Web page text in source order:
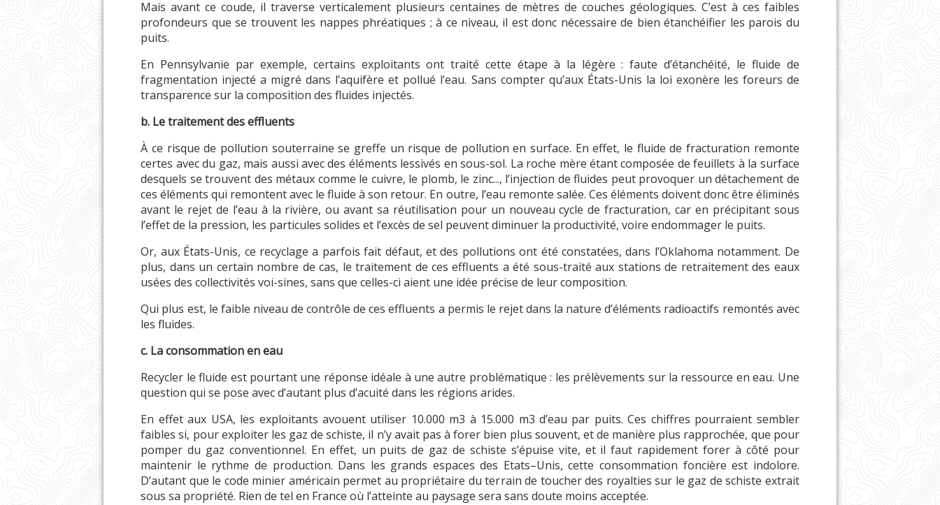
Mais avant ce coude, il traverse verticalement plusieurs centaines de mètres de couches géologiques. C’est à ces faibles
profondeurs que se trouvent les nappes phréatiques ; à ce niveau, il est donc nécessaire de bien étanchéifier les parois du
puits.
En Pennsylvanie par exemple, certains exploitants ont traité cette étape à la légère : faute d’étanchéité, le fluide de
fragmentation injecté a migré dans l’aquifère et pollué l’eau. Sans compter qu’aux États-Unis la loi exonère les foreurs de
transparence sur la composition des fluides injectés.
b. Le traitement des effluents
À ce risque de pollution souterraine se greffe un risque de pollution en surface. En effet, le fluide de fracturation remonte
certes avec du gaz, mais aussi avec des éléments lessivés en sous-sol. La roche mère étant composée de feuillets à la surface
desquels se trouvent des métaux comme le cuivre, le plomb, le zinc..., l’injection de fluides peut provoquer un détachement de
ces éléments qui remontent avec le fluide à son retour. En outre, l’eau remonte salée. Ces éléments doivent donc être éliminés
avant le rejet de l’eau à la rivière, ou avant sa réutilisation pour un nouveau cycle de fracturation, car en précipitant sous
l’effet de la pression, les particules solides et l’excès de sel peuvent diminuer la productivité, voire endommager le puits.
Or, aux États-Unis, ce recyclage a parfois fait défaut, et des pollutions ont été constatées, dans l’Oklahoma notamment. De
plus, dans un certain nombre de cas, le traitement de ces effluents a été sous-traité aux stations de retraitement des eaux
usées des collectivités voi-sines, sans que celles-ci aient une idée précise de leur composition.
Qui plus est, le faible niveau de contrôle de ces effluents a permis le rejet dans la nature d’éléments radioactifs remontés avec
les fluides.
c. La consommation en eau
Recycler le fluide est pourtant une réponse idéale à une autre problématique : les prélèvements sur la ressource en eau. Une
question qui se pose avec d’autant plus d’acuité dans les régions arides.
En effet aux USA, les exploitants avouent utiliser 10.000 m3 à 15.000 m3 d’eau par puits. Ces chiffres pourraient sembler
faibles si, pour exploiter les gaz de schiste, il n’y avait pas à forer bien plus souvent, et de manière plus rapprochée, que pour
pomper du gaz conventionnel. En effet, un puits de gaz de schiste s’épuise vite, et il faut rapidement forer à côté pour
maintenir le rythme de production. Dans les grands espaces des Etats–Unis, cette consommation foncière est indolore.
D’autant que le code minier américain permet au propriétaire du terrain de toucher des royalties sur le gaz de schiste extrait
sous sa propriété. Rien de tel en France où l’atteinte au paysage sera sans doute moins acceptée.